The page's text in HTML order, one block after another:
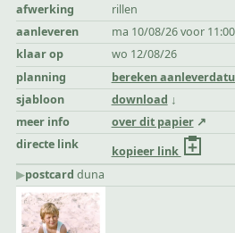
afwerking
rillen
aanleveren
ma 10/08/26 voor 11:00
klaar op
wo 12/08/26
planning
bereken
sjabloon
download
meer info
over dit papier
directe link
kopieer link
▶︎postcard duna